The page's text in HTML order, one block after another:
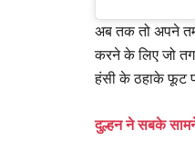
अब तक तो अपने
करने के लिए जो
हंसी के ठहाके फूट
दुल्हन ने सबके